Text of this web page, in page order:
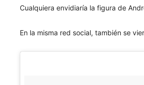
Cualquiera envidiaría la figura de
En la misma red social, también se